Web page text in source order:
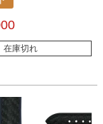
在庫切れ